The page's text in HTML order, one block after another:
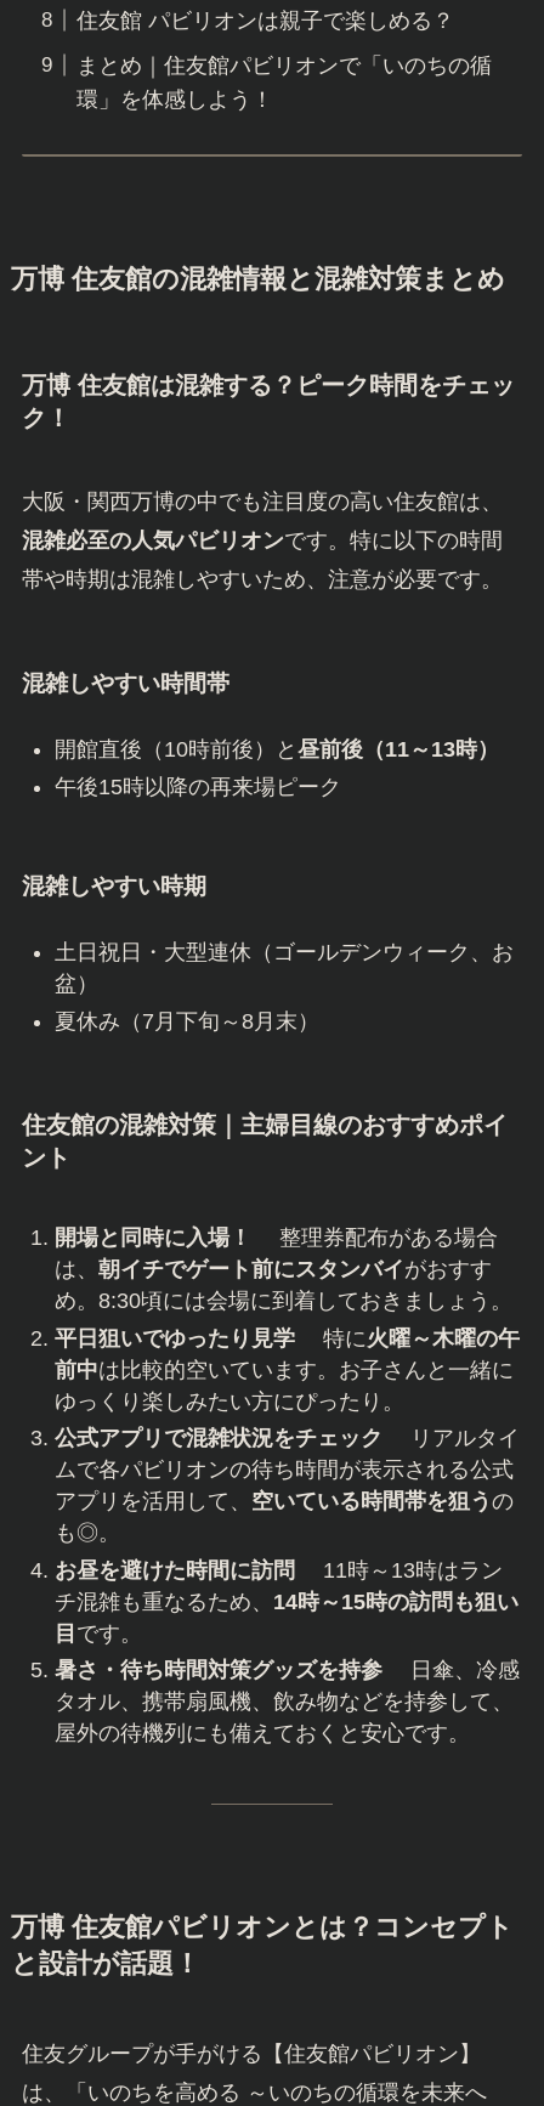
住友館 パビリオンは親子で楽しめる？
まとめ｜住友館パビリオンで「いのちの循
環」を体感しよう！
万博 住友館の混雑情報と混雑対策まとめ
万博 住友館は混雑する？ピーク時間をチェッ
ク！
大阪・関西万博の中でも注目度の高い住友館は、
混雑必至の人気パビリオンです。特に以下の時間
帯や時期は混雑しやすいため、注意が必要です。
混雑しやすい時間帯
開館直後（10時前後）と 昼前後（11～13時）
午後15時以降の再来場ピーク
混雑しやすい時期
土日祝日・大型連休（ゴールデンウィーク、お
盆）
夏休み（7月下旬～8月末）
住友館の混雑対策｜主婦目線のおすすめポイ
ント
開場と同時に入場！
整理券配布がある場合
は、 朝イチでゲート前にスタンバイがおすす
め。8:30頃には会場に到着しておきましょう。
平日狙いでゆったり見学特に火曜～木曜の午
前中は比較的空いています。お子さんと一緒に
ゆっくり楽しみたい方にぴったり。
公式アプリで混雑状況をチェック リアルタイ
ムで各パビリオンの待ち時間が表示される公式
アプリを活用して、 空いている時間帯を狙う の
も◎。
お昼を避けた時間に訪問 11時～13時はラン
チ混雑も重なるため、 14時～15時の訪問も狙い
目 です。
暑さ・待ち時間対策グッズを持参日傘、冷感
タオル、携帯扇風機、飲み物などを持参して、
屋外の待機列にも備えておくと安心です。
万博 住友館パビリオンとは？コンセプト
と設計が話題！
住友グループが手がける【住友館パビリオン】
は、「いのちを高める ～いのちの循環を未来へ